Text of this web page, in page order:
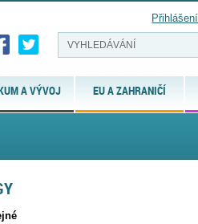
A VÝVOJ EU A ZAHRANIČÍ
Přihlášení